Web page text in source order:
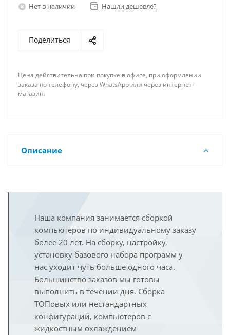
Нет в наличии Нашли дешевле?
Поделиться
Цена действительна при покупке в офисе, при оформлении
заказа по телефону, через WhatsApp или через интернет-
магазин.
Описание
Наша компания занимается сборкой
компьютеров по индивидуальному заказу
более 20 лет. На сборку, настройку,
установку базового набора программ у
нас уходит чуть больше одного часа.
Большинство заказов мы готовы
выполнить в течении дня. Сборка
ТОПовых или нестандартных
конфигураций, компьютеров с
жидкостным охлаждением